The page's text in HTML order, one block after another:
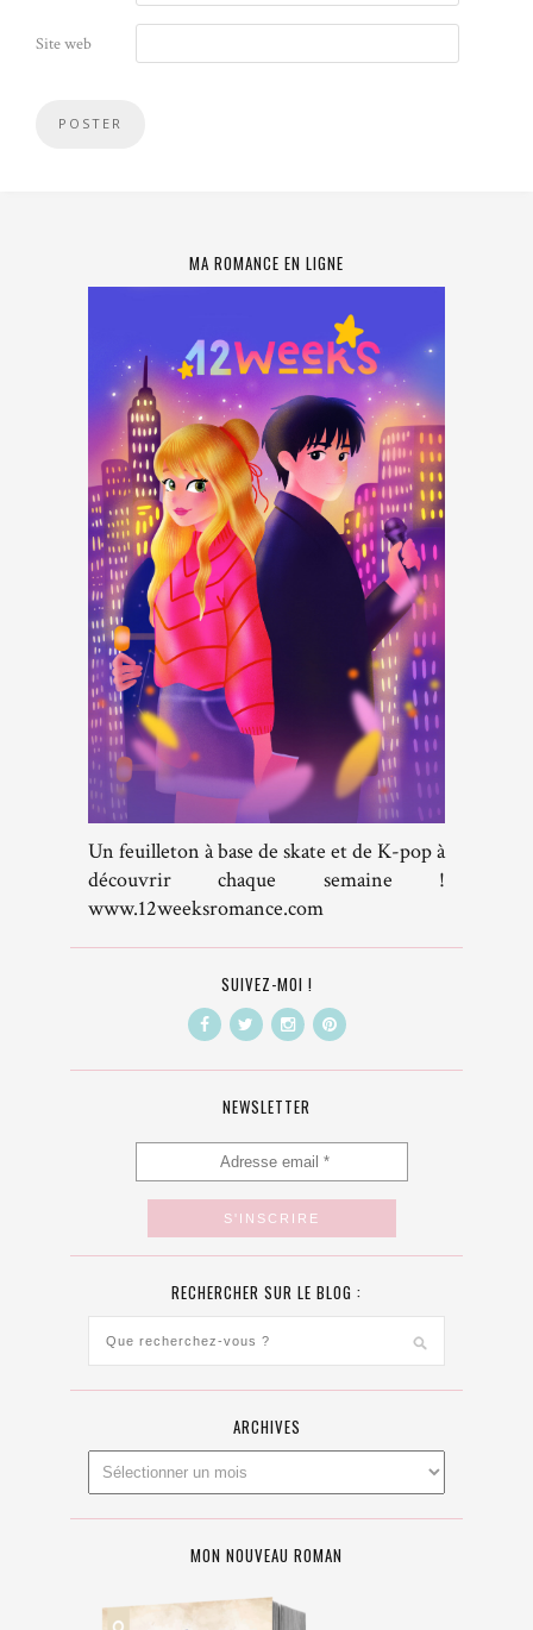
Site web
MA ROMANCE EN LIGNE
Un feuilleton à base de skate et de K-pop à
découvrir chaque semaine !
www.12weeksromance.com
SUIVEZ-MOI !
NEWSLETTER
RECHERCHER SUR LE BLOG :
ARCHIVES
MON NOUVEAU ROMAN